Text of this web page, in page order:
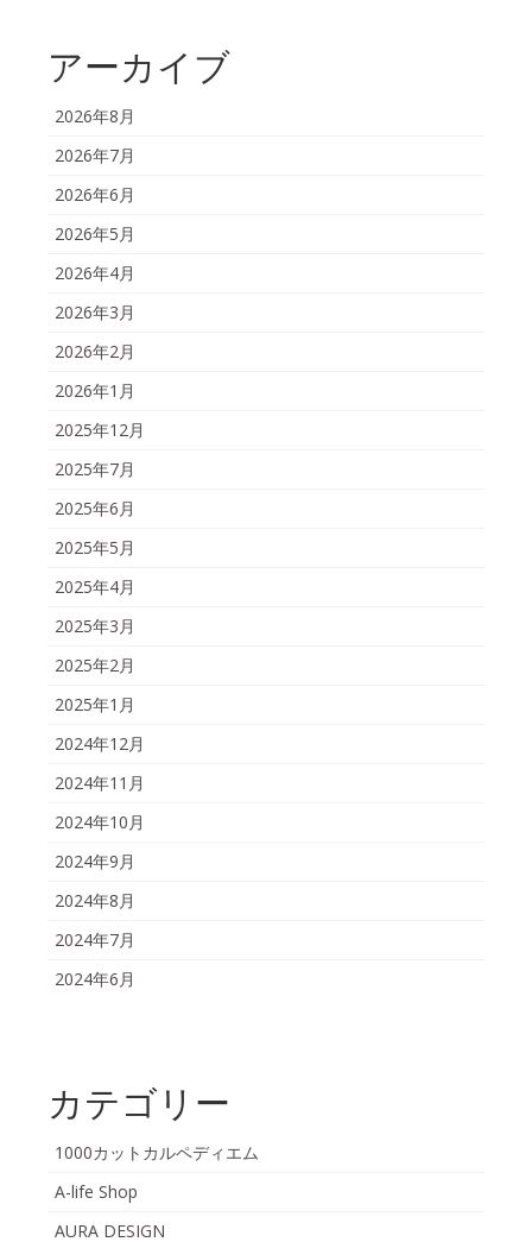
アーカイブ
2026年8月
2026年7月
2026年6月
2026年5月
2026年4月
2026年3月
2026年2月
2026年1月
2025年12月
2025年7月
2025年6月
2025年5月
2025年4月
2025年3月
2025年2月
2025年1月
2024年12月
2024年11月
2024年10月
2024年9月
2024年8月
2024年7月
2024年6月
カテゴリー
1000カットカルペディエム
A-life Shop
AURA DESIGN